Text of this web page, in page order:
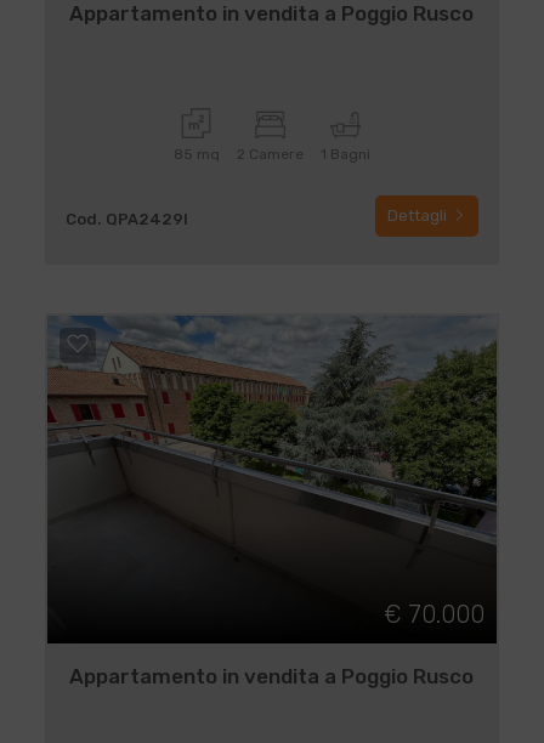
Appartamento in vendita a Poggio Rusco
85 mq 2 Camere 1 Bagni
Cod. QPA2429I Dettagli
€ 70.000
Appartamento in vendita a Poggio Rusco